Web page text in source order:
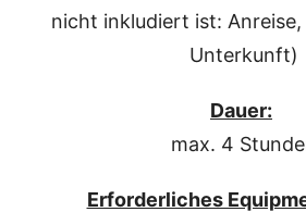
nicht inkludiert ist:
Unterkunft)
Dauer:
max. 4
Erforderliches